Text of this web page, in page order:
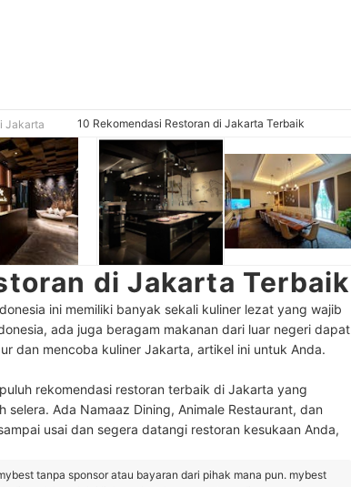
Jakarta 10 Rekomendasi Restoran di Jakarta Terbaik
di Jakarta Terbaik
ini memiliki banyak sekali kuliner lezat yang wajib
ada juga beragam makanan dari luar negeri dapat
dan mencoba kuliner Jakarta, artikel ini untuk Anda.
rekomendasi restoran terbaik di Jakarta yang
Ada Namaaz Dining, Animale Restaurant, dan
usai dan segera datangi restoran kesukaan Anda,
tanpa sponsor atau bayaran dari pihak mana pun. mybest